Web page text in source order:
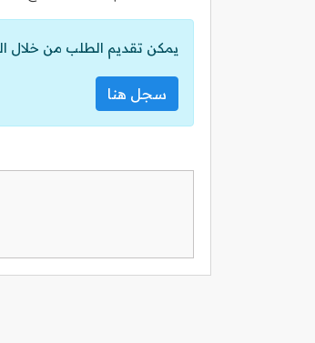
يمكن تقديم الطلب من خلال
سجل هنا